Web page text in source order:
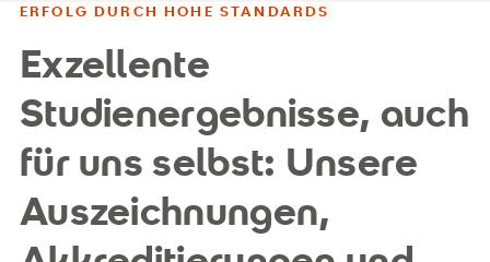
ERFOLG DURCH HOHE STANDARDS
Exzellente
Studienergebnisse, auch
für uns selbst: Unsere
Auszeichnungen,